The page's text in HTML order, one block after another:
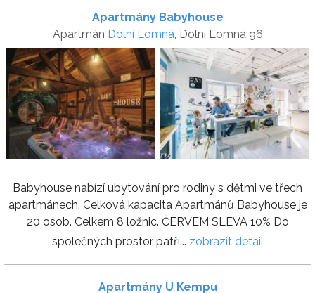
Apartmány Babyhouse
Apartmán Dolní Lomná, Dolní Lomná 96
Babyhouse nabízí ubytování pro rodiny s dětmi ve třech
apartmánech. Celková kapacita Apartmánů Babyhouse je
20 osob. Celkem 8 ložnic. ČERVEM SLEVA 10% Do
společných prostor patří... zobrazit detail
Apartmány U Kempu